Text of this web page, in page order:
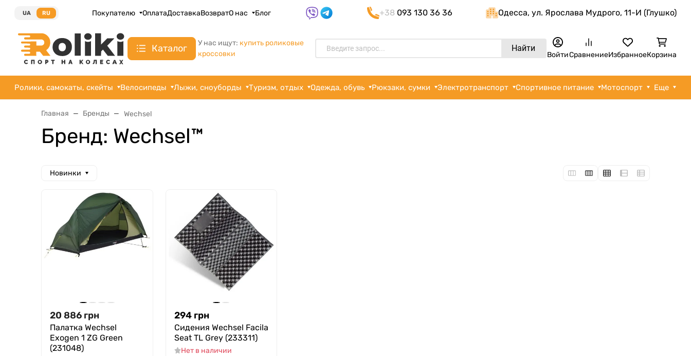
UA RU Покупателю ОплатаДоставкаВозвратО нас Блог +38 093 130 36 36 Одеcса, ул. Ярослава Мудрого, 11-И (Глушко)
Каталог У нас ищут: купить роликовые
кроссовки
Найти
ВойтиСравнениеИзбранноеКорзина
Ролики, самокаты, скейты Велосипеды Лыжи, сноуборды Туризм, отдых Одежда, обувь Рюкзаки, сумки Электротранспорт Спортивное питание Мотоспорт Еще
Главная Бренды Wechsel
Бренд: Wechsel™
Новинки
20 886 грн
Палатка Wechsel
Exogen 1 ZG Green
(231048)
294 грн
Сидения Wechsel Facila
Seat TL Grey (233311)
Нет в наличии